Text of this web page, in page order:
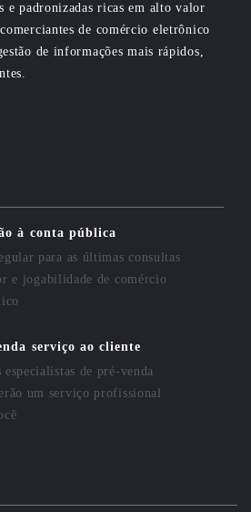
e padronizadas ricas em alto valor
de comércio eletrônico
de informações mais rápidos,
à conta pública
para as últimas consultas
e jogabilidade de comércio
serviço ao cliente
especialistas de pré-venda
um serviço profissional